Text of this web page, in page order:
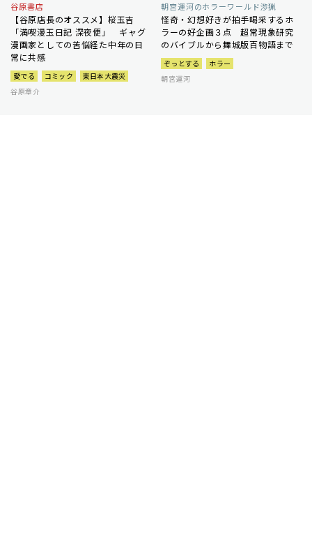
谷原書店
【谷原店長のオススメ】桜玉吉
「満喫漫玉日記 深夜便」 ギャグ
漫画家としての苦悩経た中年の日
常に共感
愛でる コミック
東日本大震災
谷原章介
朝宮運河のホラーワールド渉猟
怪奇・幻想好きが拍手喝采するホ
ラーの好企画３点 超常現象研究
のバイブルから舞城版百物語まで
ぞっとする
ホラー
朝宮運河